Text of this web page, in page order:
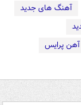
آهنگ های جدید
پرایس